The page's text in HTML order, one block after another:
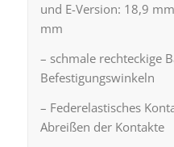
und E-Version: 18,9
mm
– schmale rechteckige
Befestigungswinkeln
– Federelastisches
Abreißen der Kontakte